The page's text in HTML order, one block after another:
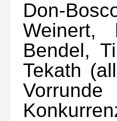
Don-
Weinert,
Bendel,
Tekath